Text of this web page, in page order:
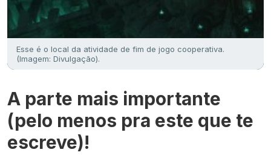
Esse é o local da atividade de fim de jogo cooperativa.
(Imagem: Divulgação).
A parte mais importante
(pelo menos pra este que te
escreve)!